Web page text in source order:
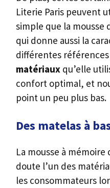
Literie Paris peuvent
simple que la mousse
qui donne aussi la
différentes
matériaux qu’elle
confort optimal, et
point un peu plus bas.
Des matelas à
La mousse à
doute l’un des
les consommateurs